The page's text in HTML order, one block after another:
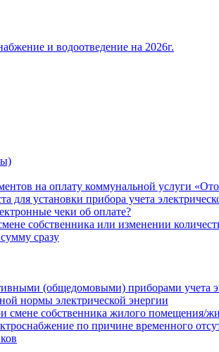
и водоотведение на 2026г.
на оплату коммунальной услуги
для установки прибора учета
чеки об оплате?
собственника или изменении
сразу
(общедомовыми) приборами учета
нормы электрической энергии
смене собственника жилого помещения/
по причине временного